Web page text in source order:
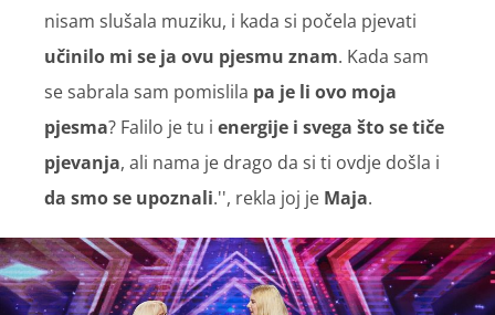
nisam slušala muziku, i kada si počela pjevati
učinilo mi se ja ovu pjesmu znam. Kada sam
se sabrala sam pomislila pa je li ovo moja
pjesma? Falilo je tu i energije i svega što se tiče
pjevanja, ali nama je drago da si ti ovdje došla i
da smo se upoznali.'', rekla joj je Maja.